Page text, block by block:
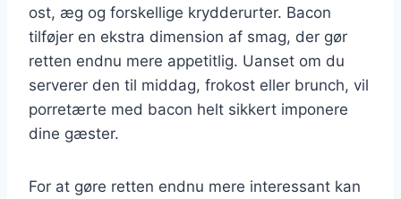
ost, æg og forskellige krydderurter. Bacon
tilføjer en ekstra dimension af smag, der gør
retten endnu mere appetitlig. Uanset om du
serverer den til middag, frokost eller brunch, vil
porretærte med bacon helt sikkert imponere
dine gæster.
For at gøre retten endnu mere interessant kan